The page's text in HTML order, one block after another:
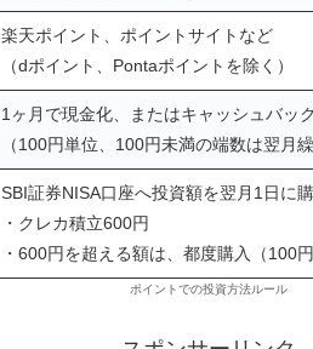
楽天ポイント、ポイントサイトなど
（dポイント、Pontaポイントを除く）
1ヶ月で現金化、またはキャッシュバッ
（100円単位、100円未満の端数は翌月繰
SBI証券NISA口座へ投資額を翌月1日に
・クレカ積立600円
・600円を超える額は、都度購入（100円
ポイントでの投資方法ルール